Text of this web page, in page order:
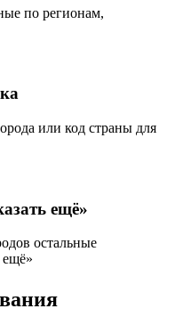
по регионам,
или код страны для
ещё»
остальные
ещё»